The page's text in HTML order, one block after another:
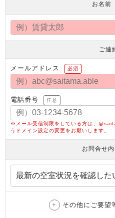
お名前
ご連
メールアドレス 必須
電話番号 任意
※メール受信制限をしている方は、
うドメイン設定の変更をお願いします。
お問合せ
その他にご要望